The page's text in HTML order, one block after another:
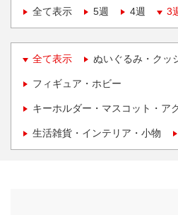
全て表示
5週 4週 3
全て表示 ぬいぐるみ・クッ
フィギュア・ホビー
キーホルダー・マスコット・ア
生活雑貨・インテリア・小物